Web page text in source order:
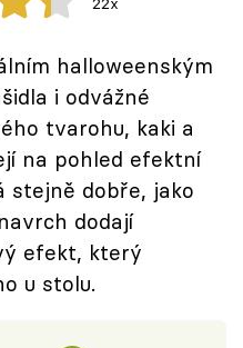
halloweenským
i odvážné
tvarohu, kaki a
na pohled efektní
stejně dobře, jako
dodají
efekt, který
u stolu.